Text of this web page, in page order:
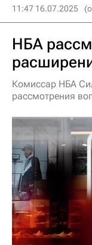
11:47 16.07.2025
НБА
Комиссар НБА
рассмотрения